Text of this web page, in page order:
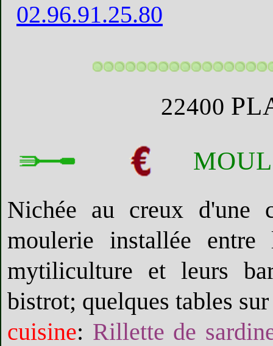
02.96.91.25.80
22400
Nichée au creux d'une
moulerie installée
mytiliculture et leurs
bistrot; quelques tables
cuisine: Rillette de